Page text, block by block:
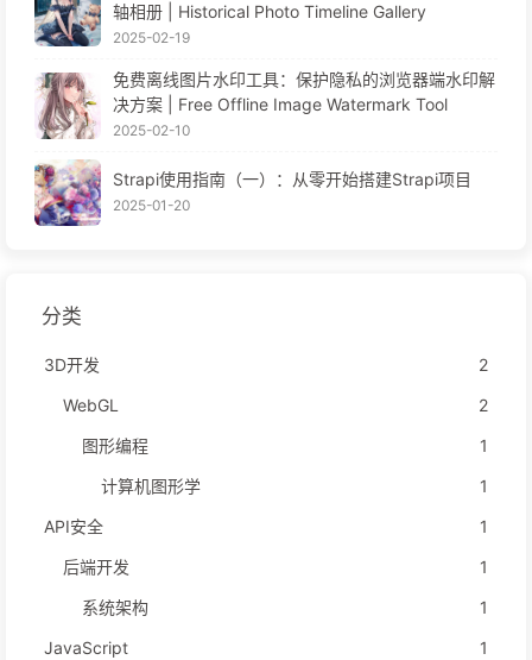
轴相册 | Historical Photo Timeline Gallery
2025-02-19
免费离线图片水印工具：保护隐私的浏览器端水印解
决方案 | Free Offline Image Watermark Tool
2025-02-10
Strapi使用指南（一）：从零开始搭建Strapi项目
2025-01-20
分类
3D开发
2
WebGL
2
图形编程
1
计算机图形学
1
API安全
1
后端开发
1
系统架构
1
JavaScript
1